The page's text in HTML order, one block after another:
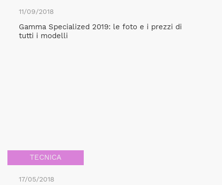
11/09/2018
Gamma Specialized 2019: le foto e i prezzi di
tutti i modelli
TECNICA
17/05/2018